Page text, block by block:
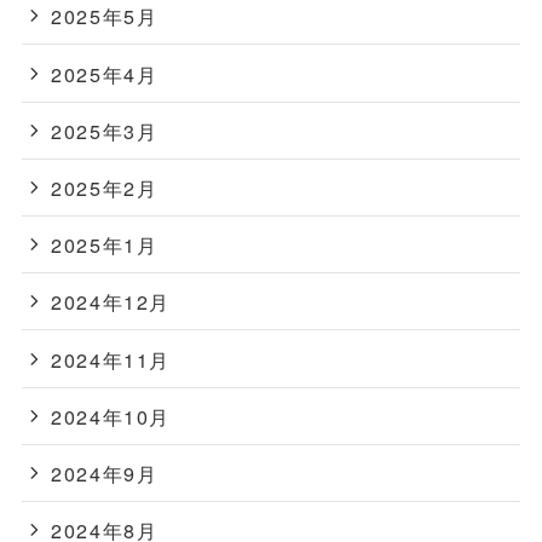
2025年5月
2025年4月
2025年3月
2025年2月
2025年1月
2024年12月
2024年11月
2024年10月
2024年9月
2024年8月